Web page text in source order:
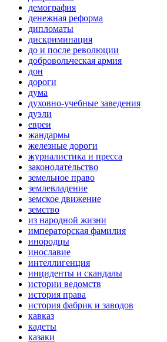
демография
денежная реформа
дипломаты
дискриминация
до и после революции
добровольческая армия
дон
дороги
дума
духовно-учебные заведения
дуэли
евреи
жандармы
железные дороги
журналистика и пресса
законодательство
земельное право
землевладение
земское движение
земство
из народной жизни
императорская фамилия
инородцы
инославие
интеллигенция
инциденты и скандалы
истории ведомств
история права
история фабрик и заводов
кавказ
кадеты
казаки